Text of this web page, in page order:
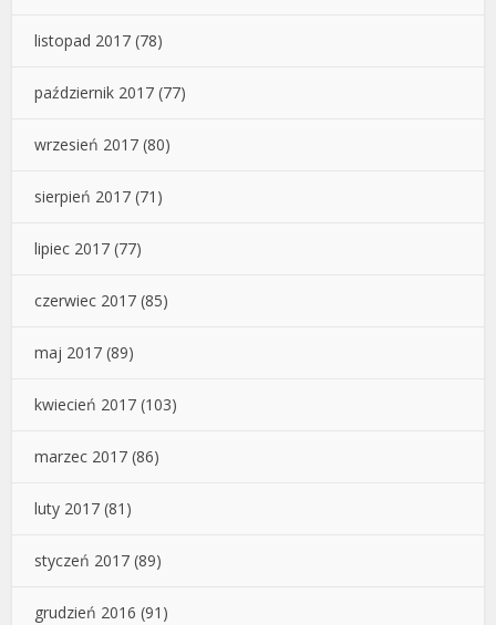
listopad 2017 (78)
październik 2017 (77)
wrzesień 2017 (80)
sierpień 2017 (71)
lipiec 2017 (77)
czerwiec 2017 (85)
maj 2017 (89)
kwiecień 2017 (103)
marzec 2017 (86)
luty 2017 (81)
styczeń 2017 (89)
grudzień 2016 (91)